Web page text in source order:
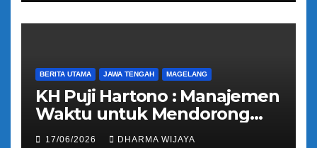
BERITA UTAMA JAWA TENGAH MAGELANG
KH Puji Hartono : Manajemen
Waktu untuk Mendorong
Umat Semakin Baik
17/06/2026 DHARMA WIJAYA